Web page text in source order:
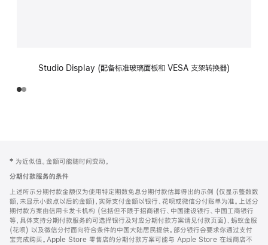
Studio Display (配备标准玻璃面板和 VESA 支架转换器)
页
页
脚
注
‡ 为近似值。金额可能随时间变动。
分期付款服务的条件
上述所示分期付款金额仅为使用特定期数免息分期付款估算得出的示例 (仅显示整数数
额，未显示小数点以后的金额)，实际支付金额以银行、花呗或微信分付账单为准。上述分
期付款方案由信用卡发卡机构 (包括但不限于招商银行、中国建设银行、中国工商银行
等，具体支持分期付款服务的可选择银行及对应分期付款方案请见付款页面)、蚂蚁金服
(花呗) 以及微信分付面向符合条件的中国大陆居民提供。部分银行会要求你通过支付
宝完成购买。Apple Store 零售店的分期付款方案可能与 Apple Store 在线商店不